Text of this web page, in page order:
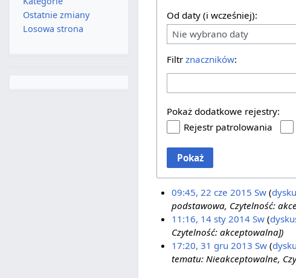
Od daty (i wcześniej):
Nie wybrano daty
Filtrznaczników:
Pokaż dodatkowe rejestry:
Rejestr patrolowania
Pokaż
09:45, 22 cze 2015 Sw
podstawowa, Czytelność:
11:16, 14 sty 2014 Sw
Czytelność: akceptowalna])
17:20, 31 gru 2013 Sw
tematu: Nieakceptowalne,
Ostatnie zmiany
Losowa strona